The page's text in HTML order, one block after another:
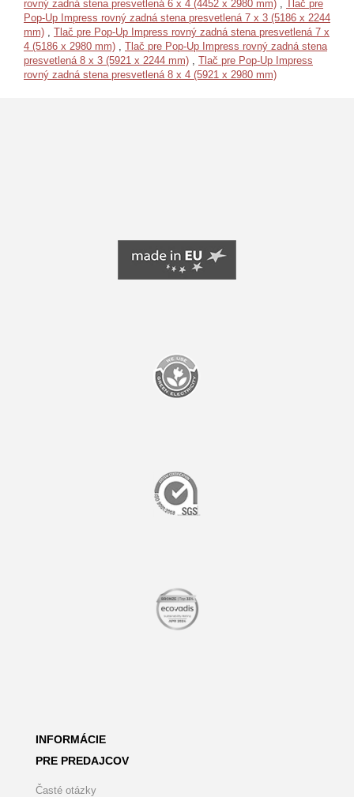
rovný zadná stena presvetlená 6 x 4 (4452 x 2980 mm) , Tlač pre
Pop-Up Impress rovný zadná stena presvetlená 7 x 3 (5186 x 2244
mm) , Tlač pre Pop-Up Impress rovný zadná stena presvetlená 7 x
4 (5186 x 2980 mm) , Tlač pre Pop-Up Impress rovný zadná stena
presvetlená 8 x 3 (5921 x 2244 mm) , Tlač pre Pop-Up Impress
rovný zadná stena presvetlená 8 x 4 (5921 x 2980 mm)
INFORMÁCIE
PRE PREDAJCOV
Časté otázky